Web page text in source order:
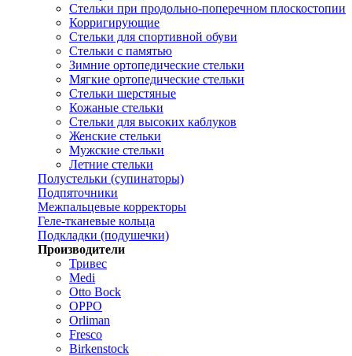
Стельки при продольно-поперечном плоскостопии
Корригирующие
Стельки для спортивной обуви
Стельки с памятью
Зимние ортопедические стельки
Мягкие ортопедические стельки
Стельки шерстяные
Кожаные стельки
Стельки для высоких каблуков
Женские стельки
Мужские стельки
Летние стельки
Полустельки (супинаторы)
Подпяточники
Межпальцевые корректоры
Геле-тканевые кольца
Подкладки (подушечки)
Производители
Тривес
Medi
Otto Bock
OPPO
Orliman
Fresco
Birkenstock